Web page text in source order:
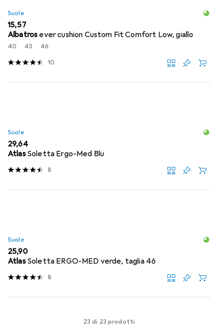
Suole
EUR
15,57
Albatros ever cushion Custom Fit Comfort Low, giallo
40 43 46
10
Suole
EUR
29,64
Atlas Soletta Ergo-Med Blu
8
Suole
EUR
25,90
Atlas Soletta ERGO-MED verde, taglia 46
8
23 di 23 prodotti